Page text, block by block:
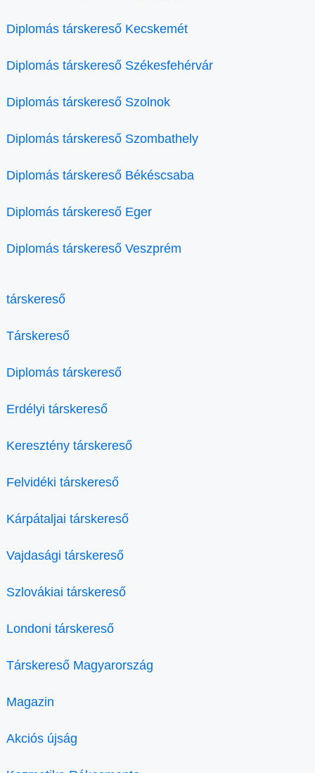
Diplomás társkereső Kecskemét
Diplomás társkereső Székesfehérvár
Diplomás társkereső Szolnok
Diplomás társkereső Szombathely
Diplomás társkereső Békéscsaba
Diplomás társkereső Eger
Diplomás társkereső Veszprém
társkereső
Társkereső
Diplomás társkereső
Erdélyi társkereső
Keresztény társkereső
Felvidéki társkereső
Kárpátaljai társkereső
Vajdasági társkereső
Szlovákiai társkereső
Londoni társkereső
Társkereső Magyarország
Magazin
Akciós újság